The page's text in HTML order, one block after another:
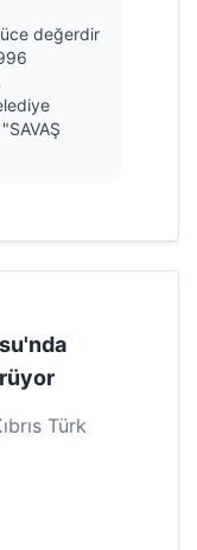
değerdir
Türk